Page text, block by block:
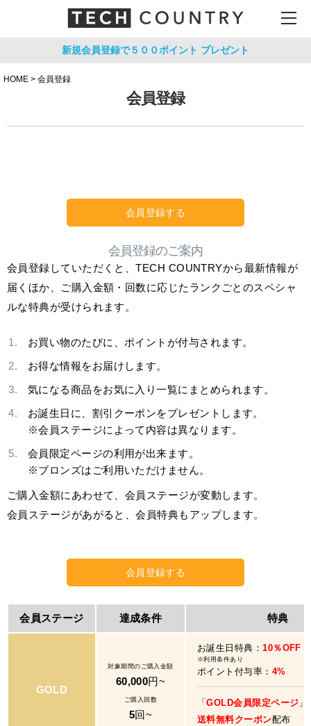
新規会員登録で５００ポイント プレゼント
HOME 会員登録
会員登録
会員登録する
会員登録のご案内
会員登録していただくと、TECH COUNTRYから最新情報が
届くほか、ご購入金額・回数に応じたランクごとのスペシャ
ルな特典が受けられます。
お買い物のたびに、ポイントが付与されます。
お得な情報をお届けします。
気になる商品をお気に入り一覧にまとめられます。
お誕生日に、割引クーポンをプレゼントします。
※会員ステージによって内容は異なります。
会員限定ページの利用が出来ます。
※ブロンズはご利用いただけません。
ご購入金額にあわせて、会員ステージが変動します。
会員ステージがあがると、会員特典もアップします。
会員登録する
会員ステージ 達成条件 特典
GOLD
対象期間のご購入金額
60,000円~
ご購入回数
5回~
お誕生日特典：10％OFF
※利用条件あり
ポイント付与率： 4%
「GOLD会員限定ページ
送料無料クーポン配布